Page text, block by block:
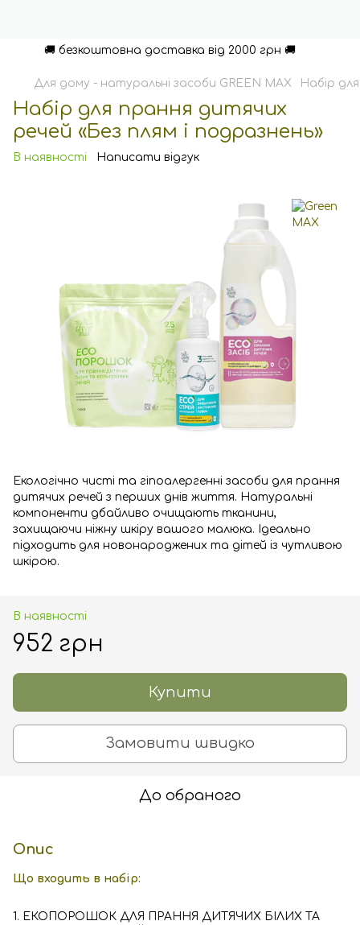
🚚 безкоштовна доставка від 2000 грн 🚚
Для дому - натуральні засоби GREEN MAX Набір
Набір для прання дитячих
речей «Без плям і подразнень»
В наявності Написати відгук
Екологічно чисті та гіпоалергенні засоби для прання
дитячих речей з перших днів життя. Натуральні
компоненти дбайливо очищають тканини,
захищаючи ніжну шкіру вашого малюка. Ідеально
підходить для новонароджених та дітей із чутливою
шкірою.
В наявності
952 грн
Купити
Замовити швидко
До обраного
Опис
Що входить в набір:
1. ЕКОПОРОШОК ДЛЯ ПРАННЯ ДИТЯЧИХ БІЛИХ ТА